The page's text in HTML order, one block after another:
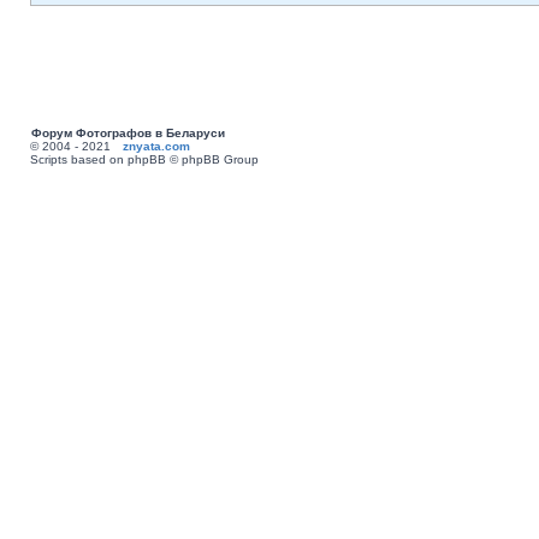
Форум Фотографов в Беларуси
© 2004 - 2021 znyata.com
Scripts based on phpBB © phpBB Group